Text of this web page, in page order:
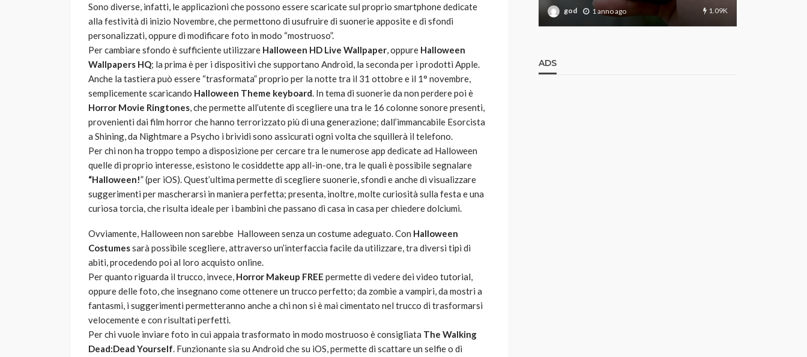
Sono diverse, infatti, le applicazioni che possono essere scaricate sul proprio smartphone dedicate
alla festività di inizio Novembre, che permettono di usufruire di suonerie apposite e di sfondi
personalizzati, oppure di modificare foto in modo “mostruoso”.
Per cambiare sfondo è sufficiente utilizzare Halloween HD Live Wallpaper, oppure Halloween
Wallpapers HQ; la prima è per i dispositivi che supportano Android, la seconda per i prodotti Apple.
Anche la tastiera può essere “trasformata” proprio per la notte tra il 31 ottobre e il 1° novembre,
semplicemente scaricando Halloween Theme keyboard. In tema di suonerie da non perdere poi è
Horror Movie Ringtones, che permette all’utente di scegliere una tra le 16 colonne sonore presenti,
provenienti dai film horror che hanno terrorizzato più di una generazione; dall’immancabile Esorcista
a Shining, da Nightmare a Psycho i brividi sono assicurati ogni volta che squillerà il telefono.
Per chi non ha troppo tempo a disposizione per cercare tra le numerose app dedicate ad Halloween
quelle di proprio interesse, esistono le cosiddette app all-in-one, tra le quali è possibile segnalare
“Halloween!” (per iOS). Quest’ultima permette di scegliere suonerie, sfondi e anche di visualizzare
suggerimenti per mascherarsi in maniera perfetta; presenta, inoltre, molte curiosità sulla festa e una
curiosa torcia, che risulta ideale per i bambini che passano di casa in casa per chiedere dolciumi.
Ovviamente, Halloween non sarebbe Halloween senza un costume adeguato. Con Halloween
Costumessarà possibile scegliere, attraverso un’interfaccia facile da utilizzare, tra diversi tipi di
abiti, procedendo poi al loro acquisto online.
Per quanto riguarda il trucco, invece, Horror Makeup FREE permette di vedere dei video tutorial,
oppure delle foto, che insegnano come ottenere un trucco perfetto; da zombie a vampiri, da mostri a
fantasmi, i suggerimenti permetteranno anche a chi non si è mai cimentato nel trucco di trasformarsi
velocemente e con risultati perfetti.
Per chi vuole inviare foto in cui appaia trasformato in modo mostruoso è consigliata The Walking
Dead:Dead Yourself. Funzionante sia su Android che su iOS, permette di scattare un selfie o di
god 1 anno ago 784 god 9 mesi ago god 1 anno ago 1.09K
ADS